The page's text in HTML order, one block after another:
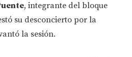
, integrante del bloque
su desconcierto por la
la sesión.